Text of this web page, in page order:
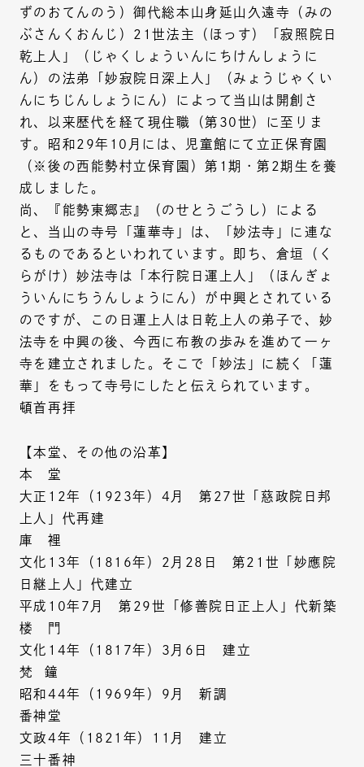
ずのおてんのう）御代総本山身延山久遠寺（みの
ぶさんくおんじ）21世法主（ほっす）「寂照院日
乾上人」（じゃくしょういんにちけんしょうに
ん）の法弟「妙寂院日深上人」（みょうじゃくい
んにちじんしょうにん）によって当山は開創さ
れ、以来歴代を経て現住職（第30世）に至りま
す。昭和29年10月には、児童館にて立正保育園
（※後の西能勢村立保育園）第1期・第2期生を養
成しました。
尚、『能勢東郷志』（のせとうごうし）による
と、当山の寺号「蓮華寺」は、「妙法寺」に連な
るものであるといわれています。即ち、倉垣（く
らがけ）妙法寺は「本行院日運上人」（ほんぎょ
ういんにちうんしょうにん）が中興とされている
のですが、この日運上人は日乾上人の弟子で、妙
法寺を中興の後、今西に布教の歩みを進めて一ヶ
寺を建立されました。そこで「妙法」に続く「蓮
華」をもって寺号にしたと伝えられています。
頓首再拝
【本堂、その他の沿革】
本 堂
大正12年（1923年）4月 第27世「慈政院日邦
上人」代再建
庫 裡
文化13年（1816年）2月28日 第21世「妙應院
日継上人」代建立
平成10年7月 第29世「修善院日正上人」代新築
楼 門
文化14年（1817年）3月6日 建立
梵 鐘
昭和44年（1969年）9月 新調
番神堂
文政4年（1821年）11月 建立
三十番神